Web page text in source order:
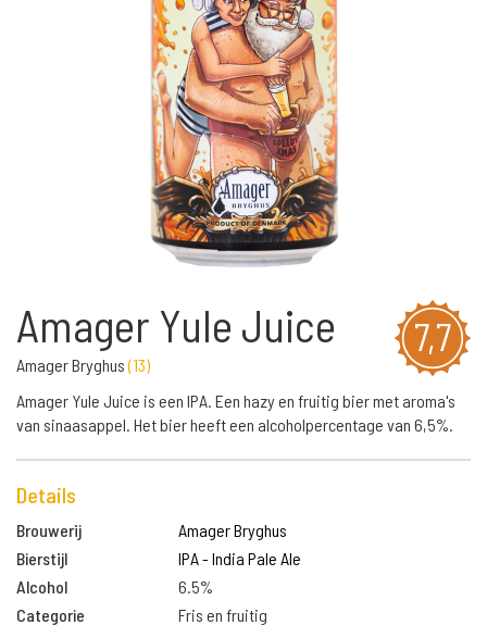
7,7
Amager Yule Juice
Amager Bryghus(13)
Amager Yule Juice is een IPA. Een hazy en fruitig bier met aroma's
van sinaasappel. Het bier heeft een alcoholpercentage van 6,5%.
Details
Brouwerij
Amager Bryghus
Bierstijl
IPA - India Pale Ale
Alcohol
6.5%
Categorie
Fris en fruitig